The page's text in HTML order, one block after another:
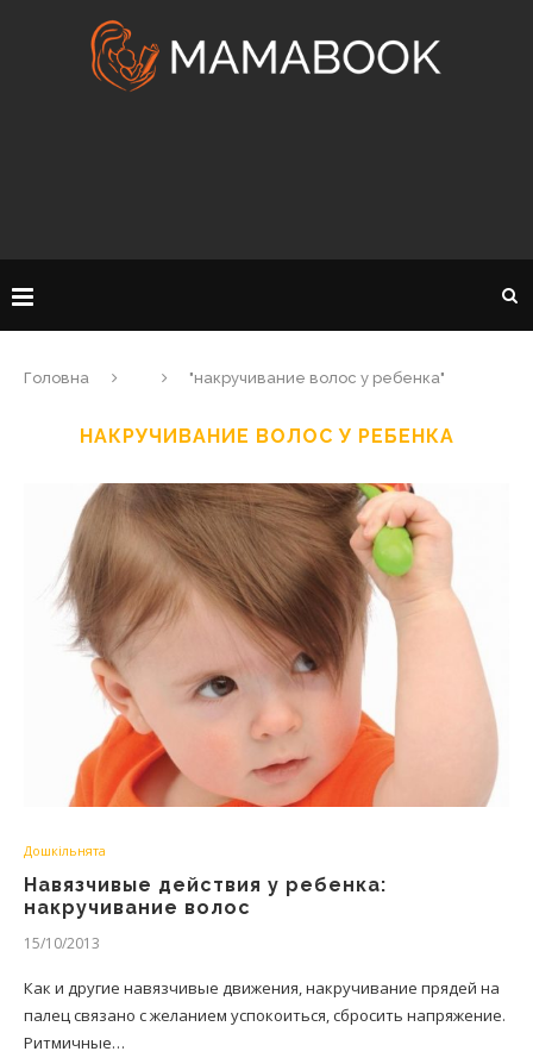
Головна "накручивание волос у ребенка"
НАКРУЧИВАНИЕ ВОЛОС У РЕБЕНКА
Дошкільнята
Навязчивые действия у ребенка:
накручивание волос
15/10/2013
Как и другие навязчивые движения, накручивание прядей на
палец связано с желанием успокоиться, сбросить напряжение.
Ритмичные…